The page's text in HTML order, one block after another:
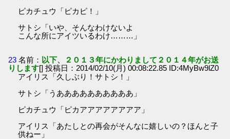
ピカチュウ「ピカピ！」
サトシ「いや、そんなわけないよ
こんな所にアイツいるわけ………」
23 名前： 以下、２０１３年にかわりまして２０１４年がお送
りします[] 投稿日：2014/02/10(月) 00:08:22.85 ID:4MyBw9lZ0
アイリス「久しぶり！サトシ！」
サトシ「うああああああああああ」
ピカチュウ「ピカアアアアアアアア」
アイリス「あたしとの再会がそんなに嬉しいの？ほんと子
供ねー」